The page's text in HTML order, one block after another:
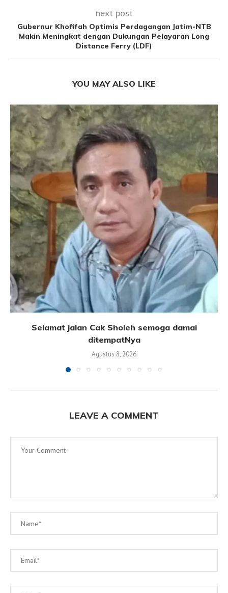
next post
Gubernur Khofifah Optimis Perdagangan Jatim-NTB
Makin Meningkat dengan Dukungan Pelayaran Long
Distance Ferry (LDF)
YOU MAY ALSO LIKE
Selamat jalan Cak Sholeh semoga damai
ditempatNya
Agustus 8, 2026
LEAVE A COMMENT